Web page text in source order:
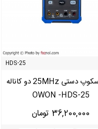
HDS-25
اسیلوسکوپ دستی 25MHz دو کاناله
OWON -HDS-25
36,200,000 تومان